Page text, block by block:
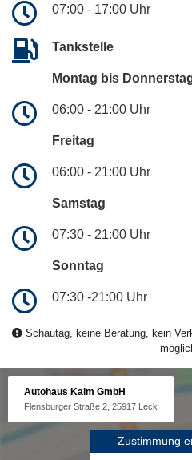
07:00 - 17:00 Uhr
Tankstelle
Montag bis
06:00 - 21:00 Uhr
Freitag
06:00 - 21:00 Uhr
Samstag
07:30 - 21:00 Uhr
Sonntag
07:30 -21:00 Uhr
Schautag, keine Beratung, kein
Autohaus Kaim GmbH
Flensburger Straße 2, 25917 Leck
Zustimmung